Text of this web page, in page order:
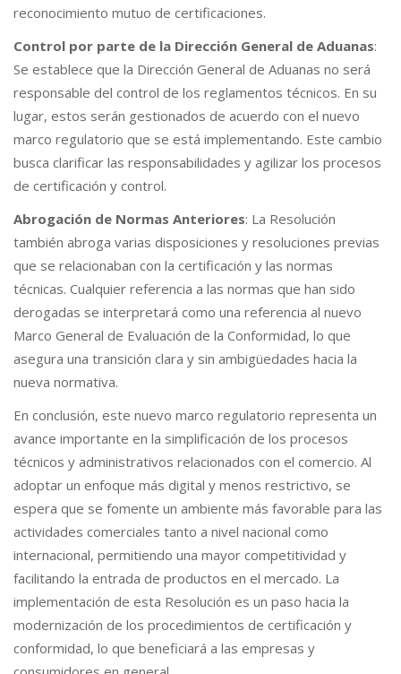
reconocimiento mutuo de certificaciones.
Control por parte de la Dirección General de Aduanas:
Se establece que la Dirección General de Aduanas no será
responsable del control de los reglamentos técnicos. En su
lugar, estos serán gestionados de acuerdo con el nuevo
marco regulatorio que se está implementando. Este cambio
busca clarificar las responsabilidades y agilizar los procesos
de certificación y control.
Abrogación de Normas Anteriores: La Resolución
también abroga varias disposiciones y resoluciones previas
que se relacionaban con la certificación y las normas
técnicas. Cualquier referencia a las normas que han sido
derogadas se interpretará como una referencia al nuevo
Marco General de Evaluación de la Conformidad, lo que
asegura una transición clara y sin ambigüedades hacia la
nueva normativa.
En conclusión, este nuevo marco regulatorio representa un
avance importante en la simplificación de los procesos
técnicos y administrativos relacionados con el comercio. Al
adoptar un enfoque más digital y menos restrictivo, se
espera que se fomente un ambiente más favorable para las
actividades comerciales tanto a nivel nacional como
internacional, permitiendo una mayor competitividad y
facilitando la entrada de productos en el mercado. La
implementación de esta Resolución es un paso hacia la
modernización de los procedimientos de certificación y
conformidad, lo que beneficiará a las empresas y